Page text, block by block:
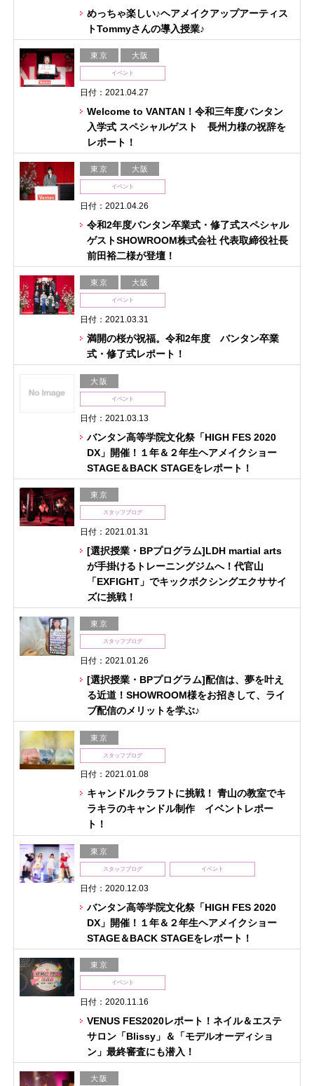
めっちゃ楽しい♪ヘアメイクアップアーティス
トTommyさんの導入授業♪
東京 大阪
イベント
日付：2021.04.27
Welcome to VANTAN！令和三年度バンタン
入学式 スペシャルゲスト 長州力様の祝辞を
レポート！
東京 大阪
イベント
日付：2021.04.26
令和2年度バンタン卒業式・修了式スペシャル
ゲストSHOWROOM株式会社 代表取締役社長
前田裕二様が登壇！
東京 大阪
イベント
日付：2021.03.31
満開の桜が祝福。令和2年度 バンタン卒業
式・修了式レポート！
大阪
イベント
日付：2021.03.13
バンタン高等学院文化祭「HIGH FES 2020
DX」開催！１年＆２年生ヘアメイクショー
STAGE＆BACK STAGEをレポート！
東京
スタッフブログ
日付：2021.01.31
[選択授業・BPプログラム]LDH martial arts
が手掛けるトレーニングジムへ！代官山
「EXFIGHT」でキックボクシングエクササイ
ズに挑戦！
東京
スタッフブログ
日付：2021.01.26
[選択授業・BPプログラム]配信は、夢を叶え
る近道！SHOWROOM様をお招きして、ライ
ブ配信のメリットを学ぶ♪
東京
スタッフブログ
日付：2021.01.08
キャンドルクラフトに挑戦！ 青山の教室でキ
ラキラのキャンドル制作 イベントレポー
ト！
東京
スタッフブログ イベント
日付：2020.12.03
バンタン高等学院文化祭「HIGH FES 2020
DX」開催！１年＆２年生ヘアメイクショー
STAGE＆BACK STAGEをレポート！
東京
イベント
日付：2020.11.16
VENUS FES2020レポート！ネイル＆エステ
サロン「Blissy」＆「モデルオーディショ
ン」最終審査にも潜入！
大阪